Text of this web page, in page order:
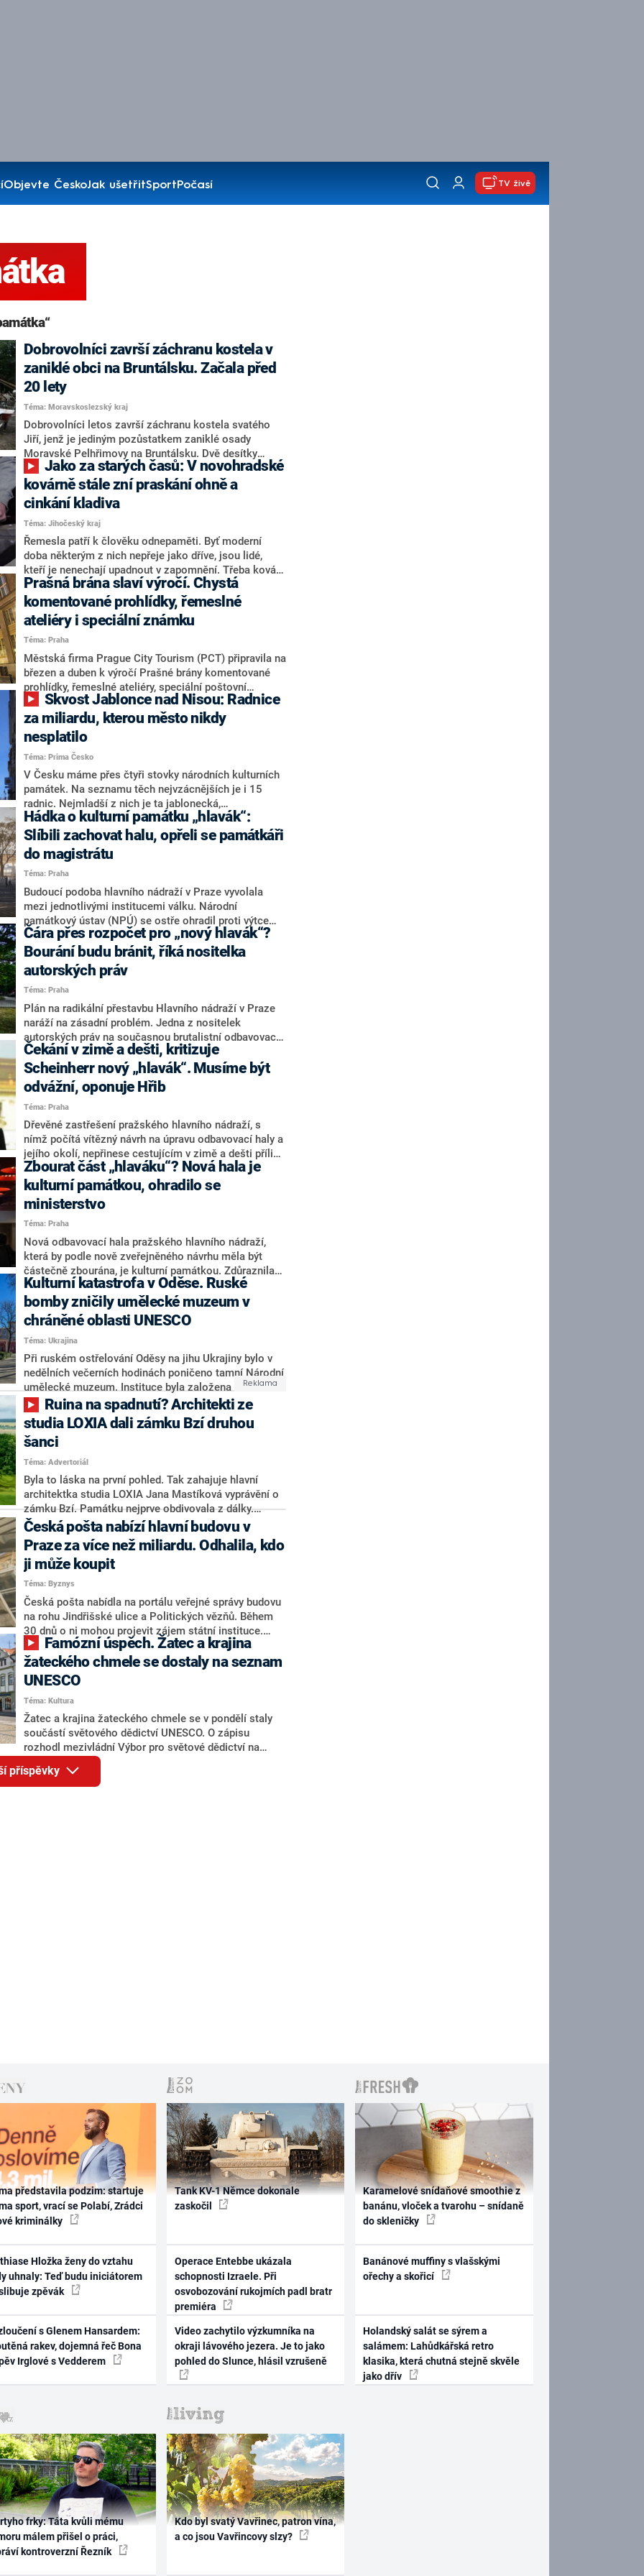
Objevte ČeskoJak ušetřitSportPočasí TV živě
Dobrovolníci završí záchranu kostela v
zaniklé obci na Bruntálsku. Začala před
20 lety
Téma: Moravskoslezský kraj
Dobrovolníci letos završí záchranu kostela svatého
Jiří, jenž je jediným pozůstatkem zaniklé osady
Moravské Pelhřimovy na Bruntálsku. Dvě desítky
účastníků tábora budou od 22. srpna dokončovat
omítky gotické budovy ze 13. století. Za rok už budou
obnovovat bývalou sýpku ve Slezských Rudolticích.
Tábory organizuje Hnutí Duha Jeseníky. Ve středu o
tom informoval koordinátor hnutí Ivo Dokoupil, který
je zároveň iniciátorem záchrany kostela, sýpky i
bývalé rychty v Karlovicích.
kovárně stále zní praskání ohně a
cinkání kladiva
Téma: Jihočeský kraj
Řemesla patří k člověku odnepaměti. Byť moderní
doba některým z nich nepřeje jako dříve, jsou lidé,
kteří je nenechají upadnout v zapomnění. Třeba kováři
na jihu Čech. O tradici tohoto řemesla si v Nových
Hradech můžete nejen nechat vyprávět, ale také si ho
sami osahat.
Prašná brána slaví výročí. Chystá
komentované prohlídky, řemeslné
ateliéry i speciální známku
Téma: Praha
Městská firma Prague City Tourism (PCT) připravila na
březen a duben k výročí Prašné brány komentované
prohlídky, řemeslné ateliéry, speciální poštovní
známku i vědomostní kvízy. V březnu uplyne 550 let
od položení základního kamene této památky. Od 19.
do 23. března si mohou držitelé lítačky památku
prohlédnout za snížené vstupné. V pondělí to uvedla
mluvčí PCT Klára Janderová. Pozdně gotická brána
pochází z roku 1475 a vcházely jí do města
korunovační průvody českých králů.
za miliardu, kterou město nikdy
nesplatilo
Téma: Prima Česko
V Česku máme přes čtyři stovky národních kulturních
památek. Na seznamu těch nejvzácnějších je i 15
radnic. Nejmladší z nich je ta jablonecká,
monumentální stavba ze třicátých let minulého století.
Mimo jiné se tu můžete projet jedním z posledních
funkčních oběžných výtahů, takzvaných páternosterů.
Hádka o kulturní památku „hlavák“:
Slíbili zachovat halu, opřeli se památkáři
do magistrátu
Téma: Praha
Budoucí podoba hlavního nádraží v Praze vyvolala
mezi jednotlivými institucemi válku. Národní
památkový ústav (NPÚ) se ostře ohradil proti výtce
zadavatelů přestavby, tedy pražského magistrátu
(MHMP), Správy železnice (SŽ) a pražského
dopravního podniku (DPP), že odbavovací budova
nádraží byla na poslední chvíli zapsána mezi kulturní
památky. Ústav tvrdí, že zmíněné instituce památkáře
ujišťovaly, že odbavovací hala zůstane zachovaná.
Čára přes rozpočet pro „nový hlavák“?
Bourání budu bránit, říká nositelka
autorských práv
Téma: Praha
Plán na radikální přestavbu Hlavního nádraží v Praze
naráží na zásadní problém. Jedna z nositelek
autorských práv na současnou brutalistní odbavovací
halu Daniela Bočanová totiž pro Lidové noviny uvedla,
že bude bránit jakémukoliv zásahu do budovy. Návrh
kodaňského studia Henning Larsen Architects přitom
počítá s částečným zbouráním stavby.
Čekání v zimě a dešti, kritizuje
Scheinherr nový „hlavák“. Musíme být
odvážní, oponuje Hřib
Téma: Praha
Dřevěné zastřešení pražského hlavního nádraží, s
nímž počítá vítězný návrh na úpravu odbavovací haly a
jejího okolí, nepřinese cestujícím v zimě a dešti příliš
komfortu. Prostor bude navíc čelit náporu klimatu a
holubů, kritizuje návrh dánských architektů bývalý
náměstek pro dopravu Adam Scheinherr (Praha sobě).
Naopak jeho nástupce Zdeněk Hřib (Piráti) koncept
brání a tvrdí, že se cestující zimy bát nemusí. Zmínil
rovněž nutnost budovat odvážné stavby.
Zbourat část „hlaváku“? Nová hala je
kulturní památkou, ohradilo se
ministerstvo
Téma: Praha
Nová odbavovací hala pražského hlavního nádraží,
která by podle nově zveřejněného návrhu měla být
částečně zbourána, je kulturní památkou. Zdůraznila
to mluvčí ministerstva kultury Ivana Awwadová. Návrh,
který uspěl v architektonické soutěži vypsané Správou
železnic (SŽ), Prahou a pražským dopravním
podnikem, počítá s tím, že přední část haly zmizí a
místo ní vznikne prostranství zastřešené dřevěnou
konstrukcí. Proti návrhu již vznikla on-line petice.
Kulturní katastrofa v Oděse. Ruské
bomby zničily umělecké muzeum v
chráněné oblasti UNESCO
Téma: Ukrajina
Při ruském ostřelování Oděsy na jihu Ukrajiny bylo v
nedělních večerních hodinách poničeno tamní Národní
umělecké muzeum. Instituce byla založena v roce
1899 a v pondělí 6. listopadu oslaví výročí vzniku, což
ve svém příspěvku na Telegramu glosoval i gubernátor
Oděské oblasti Oleh Kiper, který o útoku okupantů
informoval. Muzeum se navíc nachází v chráněné
oblasti UNESCO. Po okamžité reakci této evropské
organizace nyní volá Emine Džaparová, náměstkyně
ministra zahraničí Dmytra Kuleby. Při ruském útoku na
město bylo zraněno osm lidí.
studia LOXIA dali zámku Bzí druhou
šanci
Téma: Advertoriál
Byla to láska na první pohled. Tak zahajuje hlavní
architektka studia LOXIA Jana Mastíková vyprávění o
zámku Bzí. Památku nejprve obdivovala z dálky.
Později ovšem s kolegy zjistila, že je na prodej. A
společně se rozhodli, že panství, z něhož už zbývaly v
podstatě jen ruiny, vrátí jeho kouzlo a půvab. Koupili
ho a pustili se do díla. Do zdlouhavé a finančně i
architektonicky náročné práce, která jim ovšem dává
mimořádný smysl.
Česká pošta nabízí hlavní budovu v
Praze za více než miliardu. Odhalila, kdo
ji může koupit
Téma: Byznys
Česká pošta nabídla na portálu veřejné správy budovu
na rohu Jindřišské ulice a Politických vězňů. Během
30 dnů o ni mohou projevit zájem státní instituce.
Minimální cena je ve výši odhadu 1,325 miliardy Kč,
řekl v pondělí mluvčí pošty Matyáš Vitík.
žateckého chmele se dostaly na seznam
UNESCO
Téma: Kultura
Žatec a krajina žateckého chmele se v pondělí staly
součástí světového dědictví UNESCO. O zápisu
rozhodl mezivládní Výbor pro světové dědictví na
svém 45. rozšířeném zasedání v Rijádu. Pro Českou
republiku to je sedmnáctý zápis na seznam světového
přírodního a kulturního dědictví. Zároveň jde o první
příspěvky
představila podzim: startuje
sport, vrací se Polabí, Zrádci
kriminálky
Hložka ženy do vztahu
uhnaly: Teď budu iniciátorem
zpěvák
s Glenem Hansardem:
rakev, dojemná řeč Bona
Irglové s Vedderem
Tank KV-1 Němce dokonale
zaskočil
Operace Entebbe ukázala
schopnosti Izraele. Při
osvobozování rukojmích padl bratr
premiéra
Video zachytilo výzkumníka na
okraji lávového jezera. Je to jako
pohled do Slunce, hlásil vzrušeně
Karamelové snídaňové smoothie z
banánu, vloček a tvarohu – snídaně
do skleničky
Banánové muffiny s vlašskými
ořechy a skořicí
Holandský salát se sýrem a
salámem: Lahůdkářská retro
klasika, která chutná stejně skvěle
jako dřív
frky: Táta kvůli mému
málem přišel o práci,
kontroverzní Řezník
Kdo byl svatý Vavřinec, patron vína,
a co jsou Vavřincovy slzy?